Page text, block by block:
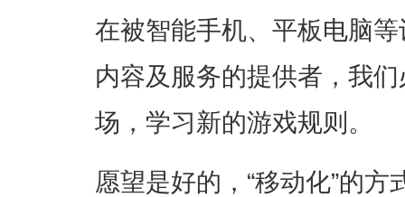
在被智能手机、平板电脑
内容及服务的提供者，我
场，学习新的游戏规则 。
愿望是好的，“移动化”的